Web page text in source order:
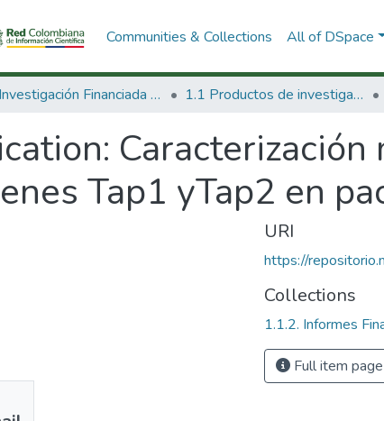
Communities & Collections All of DSpace
1. Investigación Financiada con Recursos Públicos 1.1 Productos de investigación
Tap1 yTap2 en
URI
https://
Collections
1.1.2. Informes
Full item page